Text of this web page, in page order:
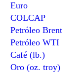
Euro
COLCAP
Petróleo Brent
Petróleo WTI
Café (lb.)
Oro (oz. troy)